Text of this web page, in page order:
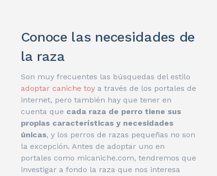
Conoce las necesidades de
la raza
Son muy frecuentes las búsquedas del estilo
adoptar caniche toya través de los portales de
internet, pero también hay que tener en
cuenta que cada raza de perro tiene sus
propias características y necesidades
únicas, y los perros de razas pequeñas no son
la excepción. Antes de adoptar uno en
portales como micaniche.com, tendremos que
investigar a fondo la raza que nos interesa